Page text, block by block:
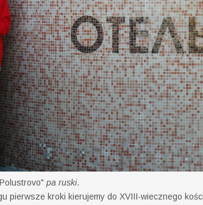
pa ruski.
pierwsze kroki kierujemy do XVIII-wiecznego